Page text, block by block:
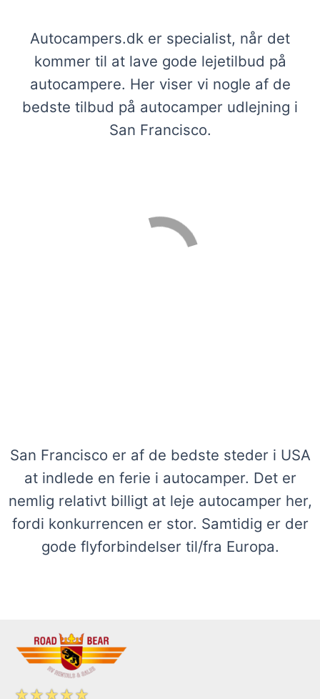
Autocampers.dk er specialist, når det
kommer til at lave gode lejetilbud på
autocampere. Her viser vi nogle af de
bedste tilbud på autocamper udlejning i
San Francisco.
San Francisco er af de bedste steder i USA
at indlede en ferie i autocamper. Det er
nemlig relativt billigt at leje autocamper her,
fordi konkurrencen er stor. Samtidig er der
gode flyforbindelser til/fra Europa.
☆☆☆☆☆